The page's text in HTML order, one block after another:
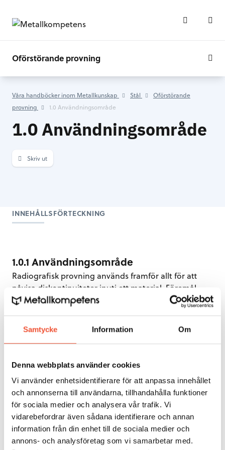
Samtycke Information Om
Denna webbplats använder cookies
Vi använder enhetsidentifierare för att anpassa innehållet
och annonserna till användarna, tillhandahålla funktioner
för sociala medier och analysera vår trafik. Vi
vidarebefordrar även sådana identifierare och annan
information från din enhet till de sociala medier och
annons- och analysföretag som vi samarbetar med.
Oförstörande provning
Våra handböcker inom Metallkunskap Stål
Oförstörande
provning
1.0 Användningsområde
1.0 Användningsområde
Skriv ut
INNEHÅLLSFÖRTECKNING
1.0.1 Användningsområde
Radiografisk provning används framför allt för att
påvisa diskontinuiteter inuti ett material. Föremål
som provas kan vara av olika material. Volymetriska
fel i gjutna föremål av till exempel gjutjärn, stål,
aluminium, magnesium, koppar, mässing eller brons,
detekteras bra med denna metod. Komponenter
tillverkade av plaster och kompositer liksom
elektronik kontrolleras i vissa fall med radiografisk
provning. Metoden tillämpas ofta på olika typer av
förband såsom svetsar och lödskarvar.
Strålskydd
Om människokroppen blir utsatt för röntgen- eller
gammastrålning kan detta innebära allvarliga men